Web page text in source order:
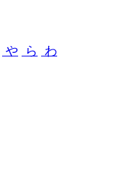
や ら わ